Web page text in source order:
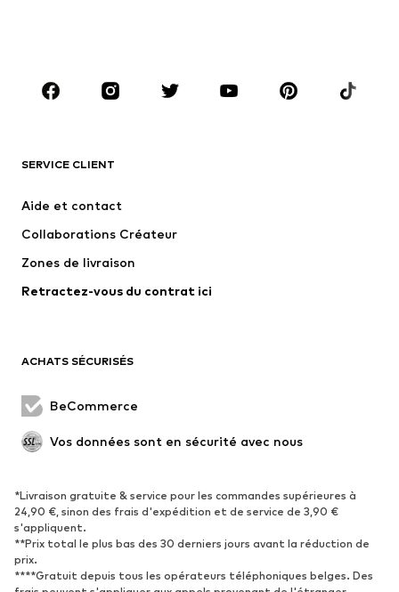
Accessoires
Premium
Nouveautés
Vestes
Lingerie
Manteaux
Jupes
Occasions spéciales
Nouveautés
Tendance
Baskets
Escarpins et talons hauts
Bottes
Sandales
Chaussures basses
SERVICE CLIENT
Aide et contact
Collaborations Créateur
Zones de livraison
Retractez-vous du contrat ici
ACHATS SÉCURISÉS
BeCommerce
Vos données sont en sécurité avec nous
*Livraison gratuite & service pour les commandes supérieures à
24,90 €, sinon des frais d'expédition et de service de 3,90 €
s'appliquent.
**Prix total le plus bas des 30 derniers jours avant la réduction de
prix.
****Gratuit depuis tous les opérateurs téléphoniques belges. Des